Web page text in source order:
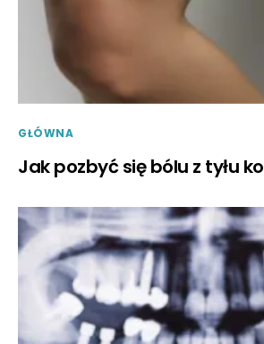
GŁÓWNA
Jak pozbyć się bólu z tyłu